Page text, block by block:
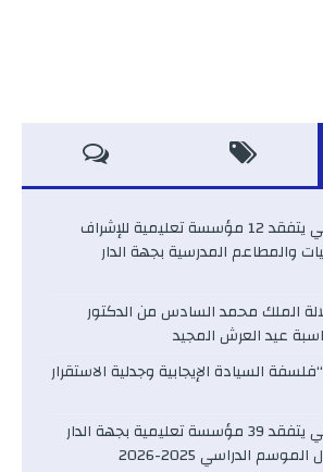
الدكتور نوفل كديلي يتفقد 12 مؤسسة تعليمية للإشراف
والمطاعم المدرسية بجهة الدار
الملك محمد السادس من الدكتور
عيد العرش المجيد
السيادة الإيجابية وجدلية الاستقرار
الدكتور نوفل كديلي يتفقد 39 مؤسسة تعليمية بجهة الدار
الدراسي 2025-2026